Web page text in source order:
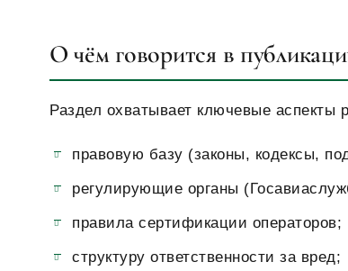
О чём говорится в
Раздел охватывает ключевые аспекты
правовую базу (законы, кодексы,
регулирующие органы
правила сертификации операторов;
структуру ответственности за вред;